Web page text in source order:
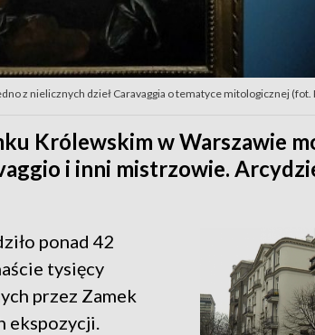
z nielicznych dzieł Caravaggia o tematyce mitologicznej (fot.
Królewskim w Warszawie
i inni mistrzowie.
ponad 42
tysięcy
przez Zamek
ekspozycji.